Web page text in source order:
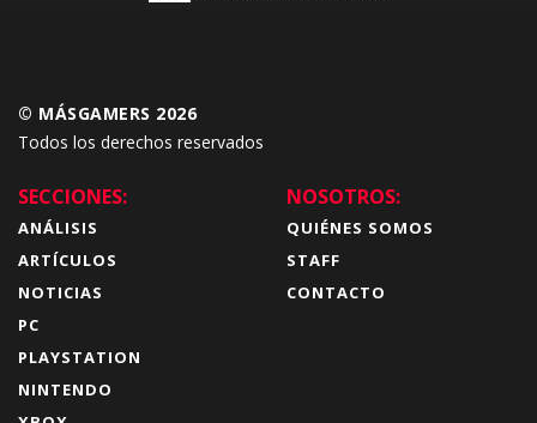
© MÁSGAMERS 2026
Todos los derechos reservados
SECCIONES:
ANÁLISIS
ARTÍCULOS
NOTICIAS
PC
PLAYSTATION
NINTENDO
NOSOTROS:
QUIÉNES SOMOS
STAFF
CONTACTO